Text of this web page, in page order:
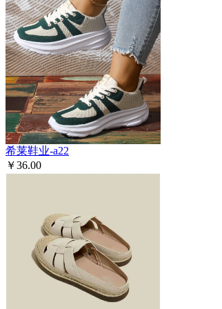
希莱鞋业-a22
￥36.00